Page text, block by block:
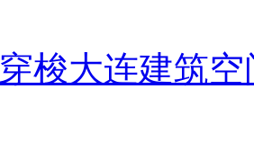
穿梭大连建筑